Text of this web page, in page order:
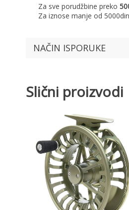
Za sve porudžbine preko
Za iznose manje od
NAČIN ISPORUKE
Slični proizvodi